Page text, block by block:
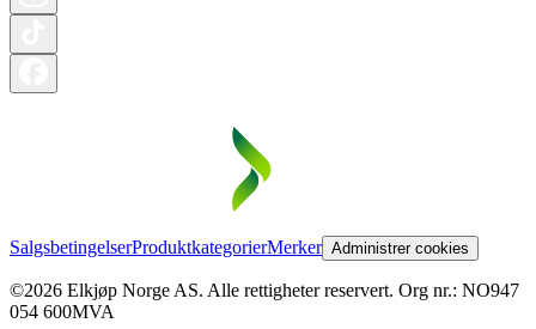
SalgsbetingelserProduktkategorierMerker Administrer cookies
©2026 Elkjøp Norge AS. Alle rettigheter reservert. Org nr.: NO947
054 600MVA